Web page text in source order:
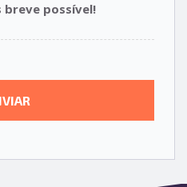
breve possível!